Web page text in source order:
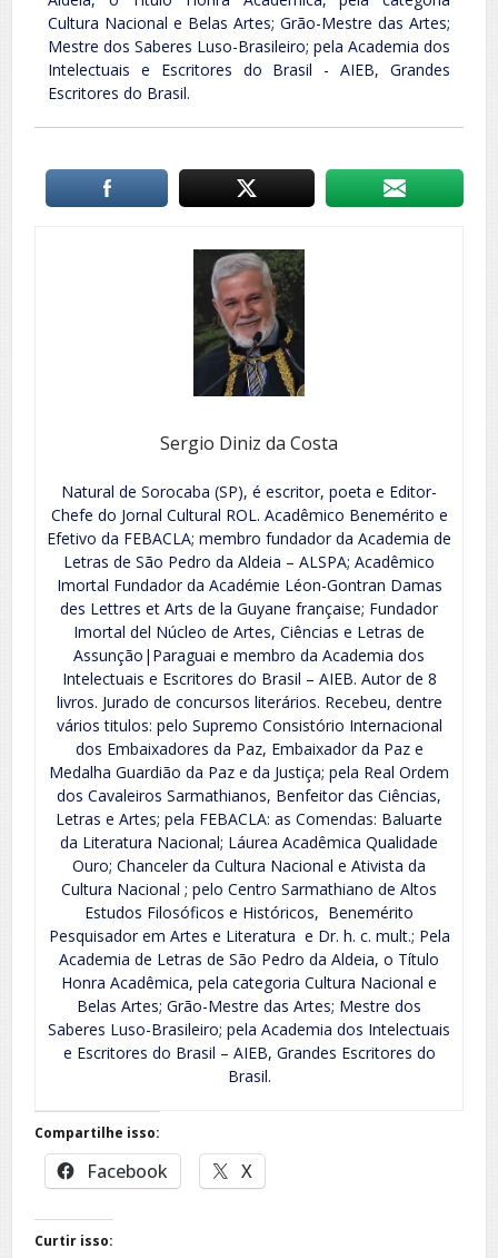
Cultura Nacional e Belas Artes; Grão-Mestre das Artes;
Mestre dos Saberes Luso-Brasileiro; pela Academia dos
Intelectuais e Escritores do Brasil - AIEB, Grandes
Escritores do Brasil.
Sergio Diniz da Costa
Natural de Sorocaba (SP), é escritor, poeta e Editor-
Chefe do Jornal Cultural ROL. Acadêmico Benemérito e
Efetivo da FEBACLA; membro fundador da Academia de
Letras de São Pedro da Aldeia – ALSPA; Acadêmico
Imortal Fundador da Académie Léon-Gontran Damas
des Lettres et Arts de la Guyane française; Fundador
Imortal del Núcleo de Artes, Ciências e Letras de
Assunção|Paraguai e membro da Academia dos
Intelectuais e Escritores do Brasil – AIEB. Autor de 8
livros. Jurado de concursos literários. Recebeu, dentre
vários titulos: pelo Supremo Consistório Internacional
dos Embaixadores da Paz, Embaixador da Paz e
Medalha Guardião da Paz e da Justiça; pela Real Ordem
dos Cavaleiros Sarmathianos, Benfeitor das Ciências,
Letras e Artes; pela FEBACLA: as Comendas: Baluarte
da Literatura Nacional; Láurea Acadêmica Qualidade
Ouro; Chanceler da Cultura Nacional e Ativista da
Cultura Nacional ; pelo Centro Sarmathiano de Altos
Estudos Filosóficos e Históricos, Benemérito
Pesquisador em Artes e Literatura e Dr. h. c. mult.; Pela
Academia de Letras de São Pedro da Aldeia, o Título
Honra Acadêmica, pela categoria Cultura Nacional e
Belas Artes; Grão-Mestre das Artes; Mestre dos
Saberes Luso-Brasileiro; pela Academia dos Intelectuais
e Escritores do Brasil – AIEB, Grandes Escritores do
Brasil.
Compartilhe isso:
Facebook X
Curtir isso: